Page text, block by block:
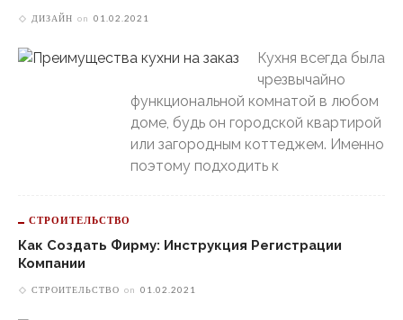
ДИЗАЙН on 01.02.2021
Кухня всегда была
чрезвычайно
функциональной комнатой в любом
доме, будь он городской квартирой
или загородным коттеджем. Именно
поэтому подходить к
СТРОИТЕЛЬСТВО
Как Создать Фирму: Инструкция Регистрации
Компании
СТРОИТЕЛЬСТВО on 01.02.2021